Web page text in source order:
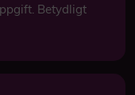
Betydligt